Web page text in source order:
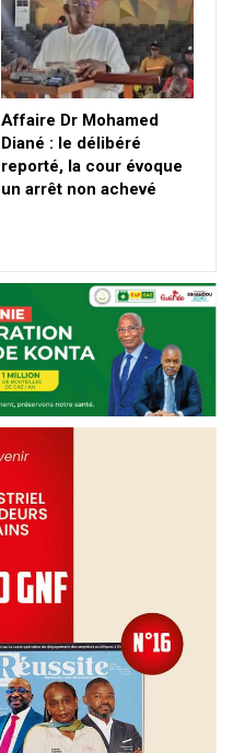
Affaire Dr Mohamed
Diané : le délibéré
reporté, la cour évoque
un arrêt non achevé